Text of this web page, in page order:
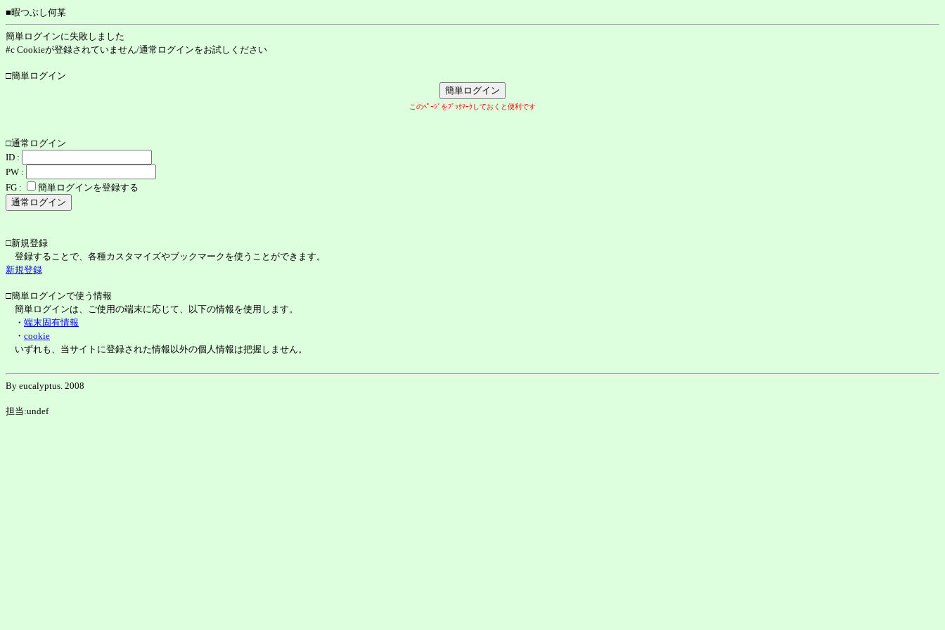
■暇つぶし何某
簡単ログインに失敗しました
#c Cookieが登録されていません/通常ログインをお試しください
□簡単ログイン
このﾍﾟｰｼﾞをﾌﾞｯｸﾏｰｸしておくと便利です
□通常ログイン
ID :
PW :
FG :
簡単ログインを登録する
□新規登録
登録することで、各種カスタマイズやブックマークを使うことができます。
新規登録
□簡単ログインで使う情報
簡単ログインは、ご使用の端末に応じて、以下の情報を使用します。
・ 端末固有情報
・ cookie
いずれも、当サイトに登録された情報以外の個人情報は把握しません。
By eucalyptus. 2008
担当:undef